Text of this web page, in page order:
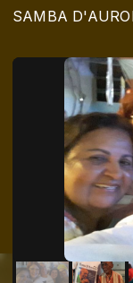
SAMBA